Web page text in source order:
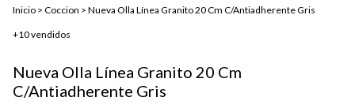
Inicio > Coccion > Nueva Olla Línea Granito 20 Cm C/Antiadherente Gris
+10 vendidos
Nueva Olla Línea Granito 20 Cm
C/Antiadherente Gris